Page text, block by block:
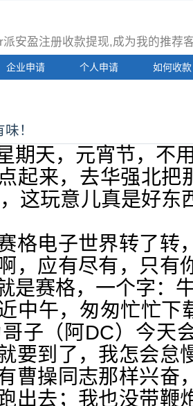
派安盈注册收款提现,成为我的推荐
企业申请 个人申请 如何收款
！
天，元宵节，不
来，去华强北把
这玩意儿真是好东
电子世界转了转
，应有尽有，只有
是赛格，一个字：
午，匆匆忙忙下
子（阿DC）今天
要到了，我怎会怠
曹操同志那样兴奋
出去；我也没带鞭